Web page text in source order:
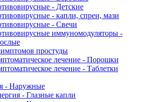
- Детские
- капли, спреи, мази
- Свечи
иммуномодуляторы -
простуды
лечение - Порошки
лечение - Таблетки
- Наружные
- Глазные капли